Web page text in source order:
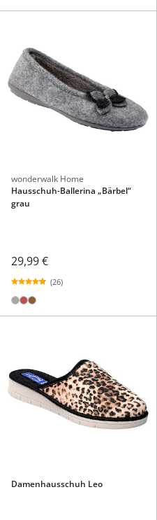
wonderwalk Home
Hausschuh-Ballerina „Bärbel“
grau
29,99 €
(26)
Damenhausschuh Leo